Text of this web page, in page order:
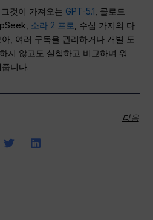
그것이 가져오는 GPT-5.1 , 클로드
소라 2 프로
, 수십 가지의 다
, 여러 구독을 관리하거나 개별 도
지 않고도 실험하고 비교하며 워
니다.
다음